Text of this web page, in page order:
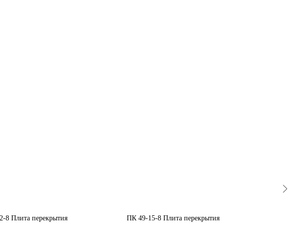
8 Плита перекрытия ПК 49-15-8 Плита перекрытия